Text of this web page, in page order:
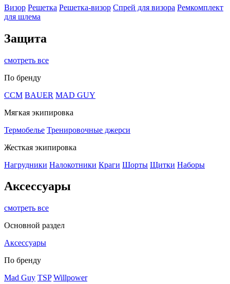
Визор Решетка Решетка-визор Спрей для визора Ремкомплект
для шлема
Защита
смотреть все
По бренду
CCM BAUER MAD GUY
Мягкая экипировка
Термобелье Тренировочные джерси
Жесткая экипировка
Нагрудники Налокотники Краги Шорты Щитки Наборы
Аксессуары
смотреть все
Основной раздел
Аксессуары
По бренду
Mad Guy TSP Willpower